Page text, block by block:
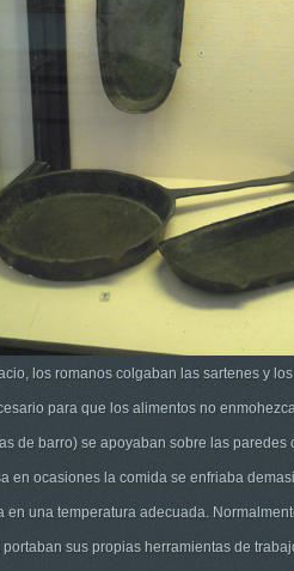
los romanos colgaban las sartenes y
para que los alimentos no
de barro) se apoyaban sobre las paredes
en ocasiones la comida se enfriaba
una temperatura adecuada.
sus propias herramientas de